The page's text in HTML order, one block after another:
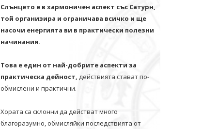
Слънцето е в хармоничен аспект със Сатурн,
той организира и ограничава всичко и щe
насочи енергията ви в практически полезни
начинания.
Това е един от най-добрите аспекти за
практическа дейност, действията стават по-
обмислени и практични.
Хората са склонни да действат много
благоразумно, обмисляйки последствията от